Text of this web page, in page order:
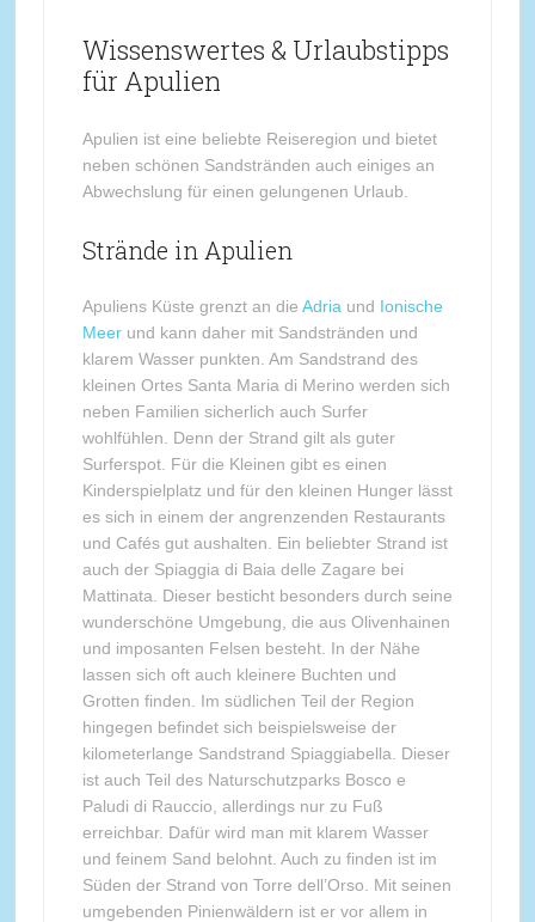
Wissenswertes & Urlaubstipps
für Apulien
Apulien ist eine beliebte Reiseregion und bietet
neben schönen Sandstränden auch einiges an
Abwechslung für einen gelungenen Urlaub.
Strände in Apulien
Apuliens Küste grenzt an die Adria und Ionische
Meerund kann daher mit Sandstränden und
klarem Wasser punkten. Am Sandstrand des
kleinen Ortes Santa Maria di Merino werden sich
neben Familien sicherlich auch Surfer
wohlfühlen. Denn der Strand gilt als guter
Surferspot. Für die Kleinen gibt es einen
Kinderspielplatz und für den kleinen Hunger lässt
es sich in einem der angrenzenden Restaurants
und Cafés gut aushalten. Ein beliebter Strand ist
auch der Spiaggia di Baia delle Zagare bei
Mattinata. Dieser besticht besonders durch seine
wunderschöne Umgebung, die aus Olivenhainen
und imposanten Felsen besteht. In der Nähe
lassen sich oft auch kleinere Buchten und
Grotten finden. Im südlichen Teil der Region
hingegen befindet sich beispielsweise der
kilometerlange Sandstrand Spiaggiabella. Dieser
ist auch Teil des Naturschutzparks Bosco e
Paludi di Rauccio, allerdings nur zu Fuß
erreichbar. Dafür wird man mit klarem Wasser
und feinem Sand belohnt. Auch zu finden ist im
Süden der Strand von Torre dell’Orso. Mit seinen
umgebenden Pinienwäldern ist er vor allem in